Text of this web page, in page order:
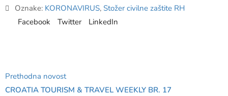
Oznake: KORONAVIRUS, Stožer civilne zaštite RH
Facebook
Twitter LinkedIn
Prethodna novost
CROATIA TOURISM & TRAVEL WEEKLY BR. 17